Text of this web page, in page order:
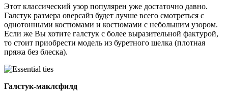
Этот классический узор популярен уже достаточно давно.
Галстук размера оверсайз будет лучше всего смотреться с
однотонными костюмами и костюмами с небольшим узором.
Если же Вы хотите галстук с более выразительной фактурой,
то стоит приобрести модель из буретного шелка (плотная
пряжа без блеска).
Галстук-маклсфилд